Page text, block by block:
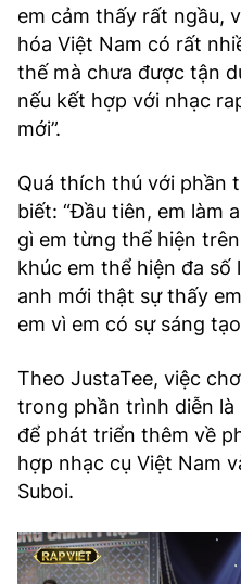
em cảm thấy rất ngầu,
hóa Việt Nam có rất
thế mà chưa được tận
nếu kết hợp với nhạc
mới”.
Quá thích thú với phần
biết: “Đầu tiên, em làm
gì em từng thể hiện
khúc em thể hiện đa số
anh mới thật sự thấy
em vì em có sự sáng
Theo JustaTee, việc
trong phần trình diễn là
để phát triển thêm về
hợp nhạc cụ Việt Nam
Suboi.